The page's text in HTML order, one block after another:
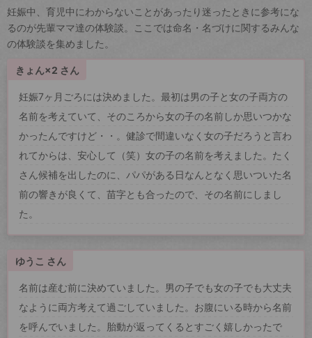
妊娠中、育児中にわからないことがあったり迷ったときに参考にな
るのが先輩ママ達の体験談。ここでは命名・名づけに関するみんな
の体験談を集めました。
きょん×2 さん
妊娠7ヶ月ごろには決めました。最初は男の子と女の子両方の
名前を考えていて、そのころから女の子の名前しか思いつかな
かったんですけど・・。健診で間違いなく女の子だろうと言わ
れてからは、安心して（笑）女の子の名前を考えました。たく
さん候補を出したのに、パパがある日なんとなく思いついた名
前の響きが良くて、苗字とも合ったので、その名前にしまし
た。
ゆうこ さん
名前は産む前に決めていました。男の子でも女の子でも大丈夫
なように両方考えて過ごしていました。お腹にいる時から名前
を呼んでいました。胎動が返ってくるとすごく嬉しかったで